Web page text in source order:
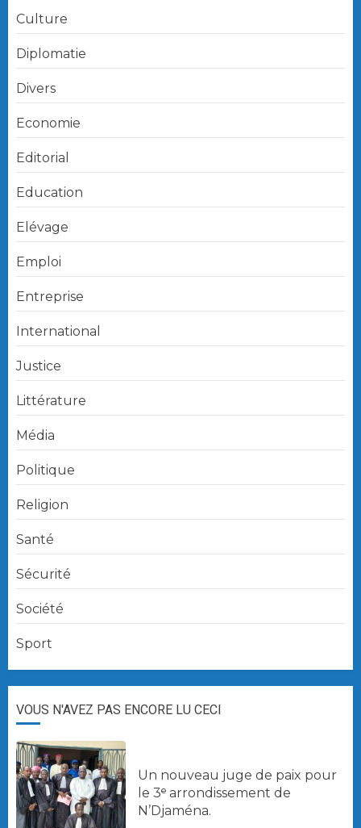
Culture
Diplomatie
Divers
Economie
Editorial
Education
Elévage
Emploi
Entreprise
International
Justice
Littérature
Média
Politique
Religion
Santé
Sécurité
Société
Sport
VOUS N'AVEZ PAS ENCORE LU CECI
Un nouveau juge de paix pour
le 3ᵉ arrondissement de
N’Djaména.